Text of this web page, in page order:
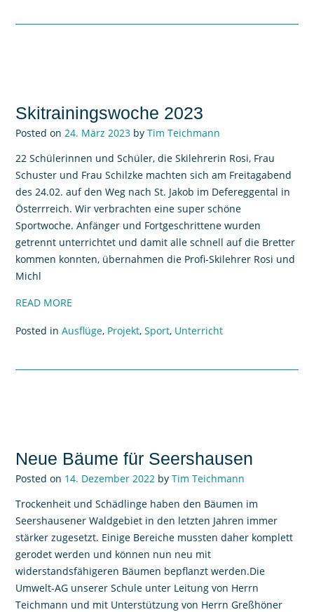
Skitrainingswoche 2023
Posted on 24. März 2023 by Tim Teichmann
22 Schülerinnen und Schüler, die Skilehrerin Rosi, Frau
Schuster und Frau Schilzke machten sich am Freitagabend
des 24.02. auf den Weg nach St. Jakob im Defereggental in
Österrreich. Wir verbrachten eine super schöne
Sportwoche. Anfänger und Fortgeschrittene wurden
getrennt unterrichtet und damit alle schnell auf die Bretter
kommen konnten, übernahmen die Profi-Skilehrer Rosi und
Michl
READ MORE
Posted in Ausflüge, Projekt, Sport, Unterricht
Neue Bäume für Seershausen
Posted on 14. Dezember 2022 by Tim Teichmann
Trockenheit und Schädlinge haben den Bäumen im
Seershausener Waldgebiet in den letzten Jahren immer
stärker zugesetzt. Einige Bereiche mussten daher komplett
gerodet werden und können nun neu mit
widerstandsfähigeren Bäumen bepflanzt werden.Die
Umwelt-AG unserer Schule unter Leitung von Herrn
Teichmann und mit Unterstützung von Herrn Greßhöner